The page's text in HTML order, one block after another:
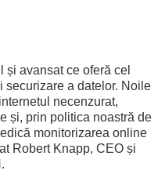
și avansat ce oferă cel
securizare a datelor. Noile
necenzurat,
și, prin politica noastră de
monitorizarea online
Robert Knapp, CEO și